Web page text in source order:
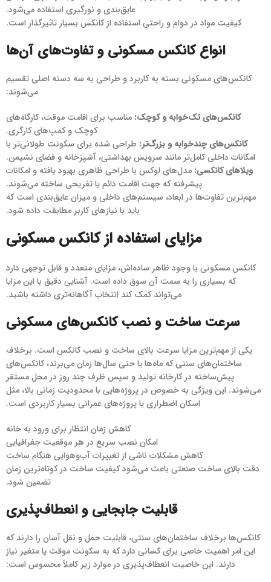
عایق‌بندی و نورگیری استفاده می‌شود.
کیفیت مواد در دوام و راحتی استفاده از کانکس بسیار تاثیرگذار است.
انواع کانکس مسکونی و تفاوت‌های آن‌ها
کانکس‌های مسکونی بسته به کاربرد و طراحی به سه دسته اصلی تقسیم
می‌شوند:
کانکس‌های تک‌خوابه و کوچک: مناسب برای اقامت موقت، کارگاه‌های
کوچک و کمپ‌های کارگری.
کانکس‌های چندخوابه و بزرگ‌تر: طراحی شده برای سکونت طولانی‌تر با
امکانات داخلی کامل‌تر مانند سرویس بهداشتی، آشپزخانه و فضای نشیمن.
ویلاهای کانکسی: مدل‌های لوکس با طراحی ظاهری بهبود یافته و امکانات
پیشرفته که جهت اقامت دائم یا تفریحی ساخته می‌شوند.
مهم‌ترین تفاوت‌ها در ابعاد، سیستم‌های داخلی و میزان عایق‌بندی است که
باید با نیازهای کاربر مطابقت داده شود.
مزایای استفاده از کانکس مسکونی
کانکس مسکونی با وجود ظاهر ساده‌اش، مزایای متعدد و قابل توجهی دارد
که بسیاری را به سمت آن سوق داده است. آشنایی دقیق با این مزایا
می‌تواند کمک کند انتخاب آگاهانه‌تری داشته باشید.
سرعت ساخت و نصب کانکس‌های مسکونی
یکی از مهم‌ترین مزایا سرعت بالای ساخت و نصب کانکس است. برخلاف
ساختمان‌های سنتی که ماه‌ها یا حتی سال‌ها زمان می‌برند، کانکس‌های
پیش‌ساخته در کارخانه تولید و سپس ظرف چند روز در محل مستقر
می‌شوند. این ویژگی به خصوص در پروژه‌هایی با محدودیت زمانی بالا، مثل
اسکان اضطراری یا پروژه‌های عمرانی بسیار کاربردی است.
کاهش زمان انتظار برای ورود به خانه
امکان نصب سریع در هر موقعیت جغرافیایی
کاهش مشکلات ناشی از تغییرات آب‌وهوایی هنگام ساخت
دقت بالای ساخت صنعتی باعث می‌شود کیفیت ساخت در کوتاه‌ترین زمان
تضمین شود.
قابلیت جابجایی و انعطاف‌پذیری
کانکس‌ها برخلاف ساختمان‌های سنتی، قابلیت حمل و نقل آسان را دارند که
این امر اهمیت خاصی برای کسانی دارد که به سکونت موقت یا متغیر نیاز
دارند. این خاصیت انعطاف‌پذیری در موارد زیر کاملاً محسوس است: